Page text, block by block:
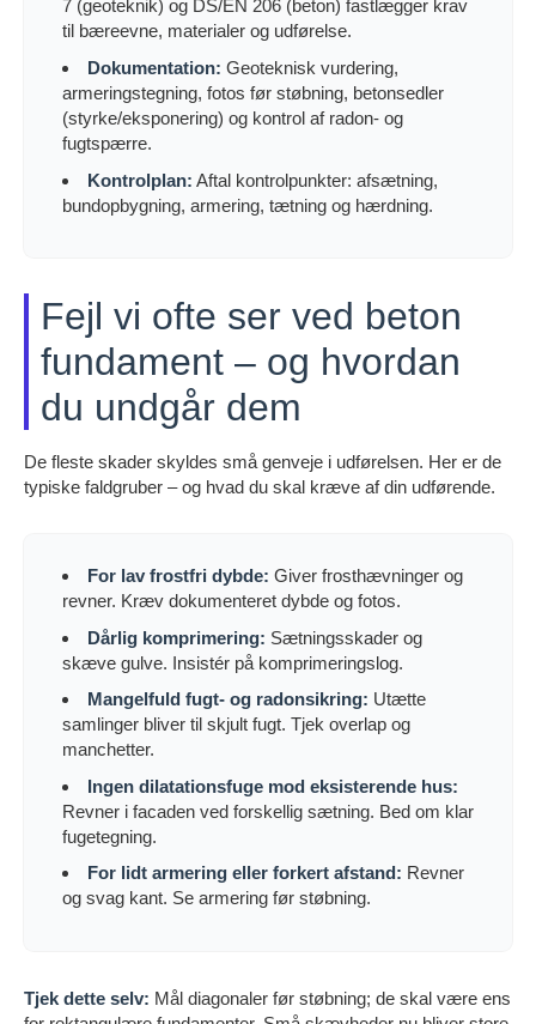
7 (geoteknik) og DS/EN 206 (beton) fastlægger krav
til bæreevne, materialer og udførelse.
Dokumentation: Geoteknisk vurdering,
armeringstegning, fotos før støbning, betonsedler
(styrke/eksponering) og kontrol af radon- og
fugtspærre.
Kontrolplan: Aftal kontrolpunkter: afsætning,
bundopbygning, armering, tætning og hærdning.
Fejl vi ofte ser ved beton
fundament – og hvordan
du undgår dem
De fleste skader skyldes små genveje i udførelsen. Her er de
typiske faldgruber – og hvad du skal kræve af din udførende.
For lav frostfri dybde: Giver frosthævninger og
revner. Kræv dokumenteret dybde og fotos.
Dårlig komprimering: Sætningsskader og
skæve gulve. Insistér på komprimeringslog.
Mangelfuld fugt- og radonsikring: Utætte
samlinger bliver til skjult fugt. Tjek overlap og
manchetter.
Ingen dilatationsfuge mod eksisterende hus:
Revner i facaden ved forskellig sætning. Bed om klar
fugetegning.
For lidt armering eller forkert afstand: Revner
og svag kant. Se armering før støbning.
Tjek dette selv: Mål diagonaler før støbning; de skal være ens